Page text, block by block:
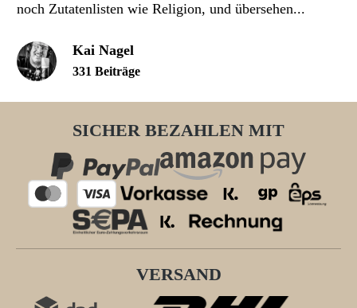
noch Zutatenlisten wie Religion, und übersehen...
Kai Nagel
331 Beiträge
SICHER BEZAHLEN MIT
VERSAND